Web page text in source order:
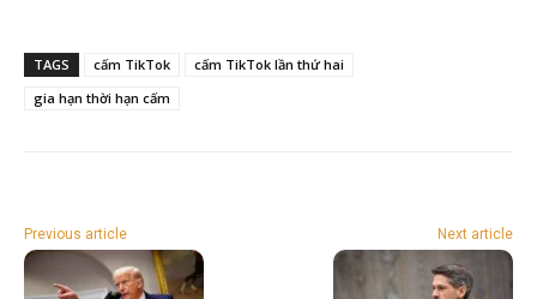
TAGS cấm TikTok
cấm TikTok lần thứ hai
gia hạn thời hạn cấm
Previous article Next article